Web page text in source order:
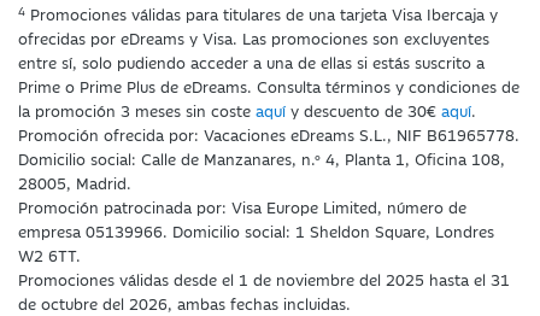
4 Promociones válidas para titulares de una tarjeta Visa Ibercaja y
ofrecidas por eDreams y Visa. Las promociones son excluyentes
entre sí, solo pudiendo acceder a una de ellas si estás suscrito a
Prime o Prime Plus de eDreams. Consulta términos y condiciones de
la promoción 3 meses sin coste aquí y descuento de 30€ aquí.
Promoción ofrecida por: Vacaciones eDreams S.L., NIF B61965778.
Domicilio social: Calle de Manzanares, n.º 4, Planta 1, Oficina 108,
28005, Madrid.
Promoción patrocinada por: Visa Europe Limited, número de
empresa 05139966. Domicilio social: 1 Sheldon Square, Londres
W2 6TT.
Promociones válidas desde el 1 de noviembre del 2025 hasta el 31
de octubre del 2026, ambas fechas incluidas.